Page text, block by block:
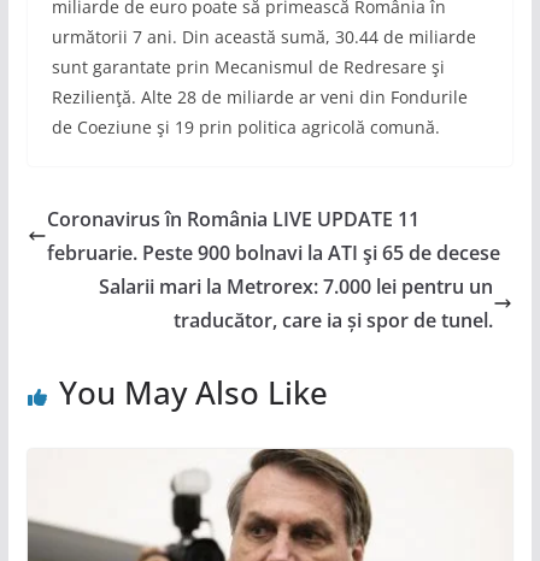
miliarde de euro poate să primească România în
următorii 7 ani. Din această sumă, 30.44 de miliarde
sunt garantate prin Mecanismul de Redresare şi
Rezilienţă. Alte 28 de miliarde ar veni din Fondurile
de Coeziune şi 19 prin politica agricolă comună.
Coronavirus în România LIVE UPDATE 11
februarie. Peste 900 bolnavi la ATI şi 65 de decese
Salarii mari la Metrorex: 7.000 lei pentru un
traducător, care ia și spor de tunel.
You May Also Like